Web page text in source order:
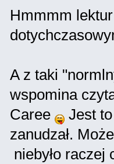
Hmmmm
A z taki
wspomina
Caree
Jest to
zanudzał.
niebyło raczej